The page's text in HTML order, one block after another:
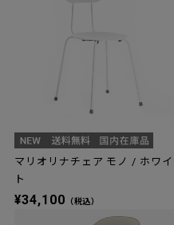
マリオリナチェア モノ / ホワイ
ト
¥34,100 （税込）